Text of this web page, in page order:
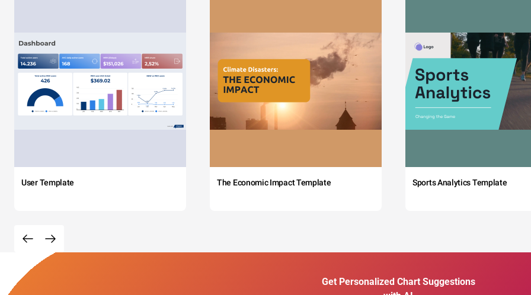
User Template The Economic Impact Template Sports Analytics Template
Get Personalized Chart Suggestions